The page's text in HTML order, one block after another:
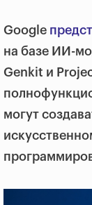
Google
на базе ИИ-
Genkit и
могут